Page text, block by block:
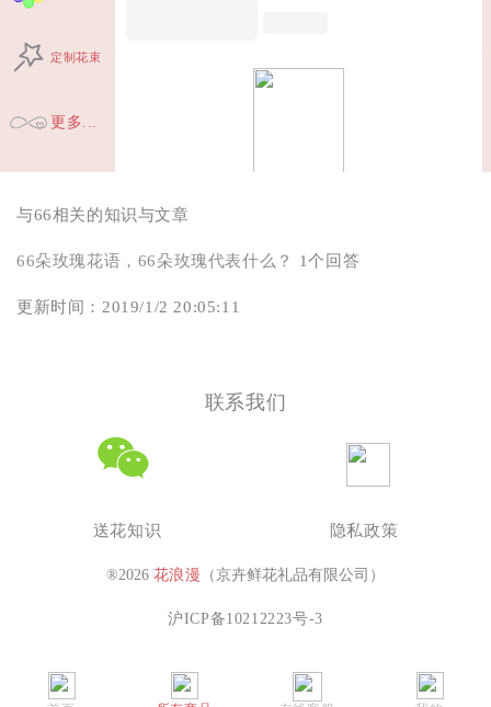
定制花束
更多...
与66相关的知识与文章
66朵玫瑰花语，66朵玫瑰代表什么？ 1个回答
更新时间：2019/1/2 20:05:11
联系我们
送花知识 隐私政策
®2026 花浪漫 （京卉鲜花礼品有限公司）
沪ICP备10212223号-3